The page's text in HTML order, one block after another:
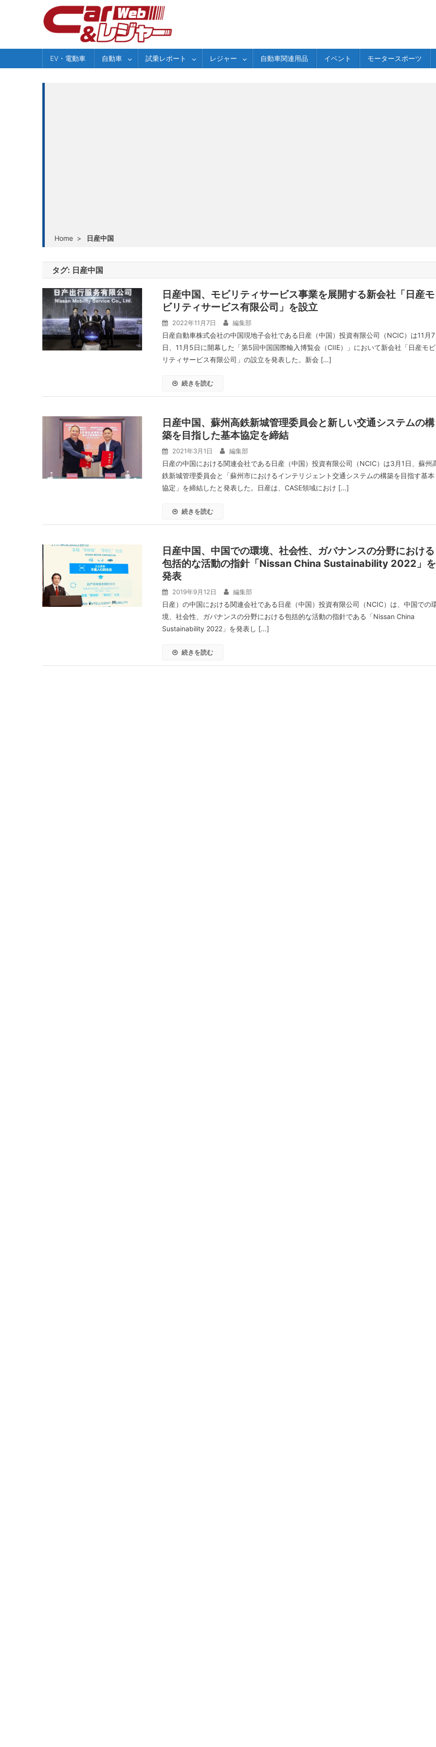
EV・電動車 自動車 試乗レポート レジャー 自動車関連用品 イベント モータースポーツ
Home > 日産中国
タグ: 日産中国
日産中国、モビリティサービス事業を展開する新会社「日産モ
ビリティサービス有限公司」を設立
2022年11月7日 編集部
日産自動車株式会社の中国現地子会社である日産（中国）投資有限公司（NCIC）は11月7
日、11月5日に開幕した「第5回中国国際輸入博覧会（CIIE）」において新会社「日産モビ
リティサービス有限公司」の設立を発表した。新会 […]
続きを読む
日産中国、蘇州高鉄新城管理委員会と新しい交通システムの構
築を目指した基本協定を締結
2021年3月1日 編集部
日産の中国における関連会社である日産（中国）投資有限公司（NCIC）は3月1日、蘇州
鉄新城管理委員会と「蘇州市におけるインテリジェント交通システムの構築を目指す基本
協定」を締結したと発表した。日産は、CASE領域におけ […]
続きを読む
日産中国、中国での環境、社会性、ガバナンスの分野における
包括的な活動の指針「Nissan China Sustainability 2022」を
発表
2019年9月12日 編集部
日産）の中国における関連会社である日産（中国）投資有限公司（NCIC）は、中国での
境、社会性、ガバナンスの分野における包括的な活動の指針である「Nissan China
Sustainability 2022」を発表し […]
続きを読む